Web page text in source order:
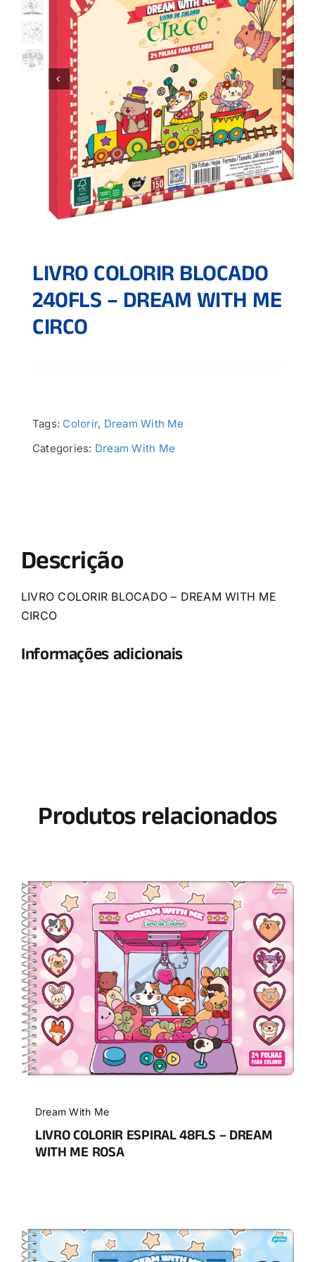
LIVRO COLORIR BLOCADO
240FLS – DREAM WITH ME
CIRCO
Tags: Colorir, Dream With Me
Categories: Dream With Me
Descrição
LIVRO COLORIR BLOCADO – DREAM WITH ME
CIRCO
Informações adicionais
Produtos relacionados
Dream With Me
LIVRO COLORIR ESPIRAL 48FLS – DREAM
WITH ME ROSA